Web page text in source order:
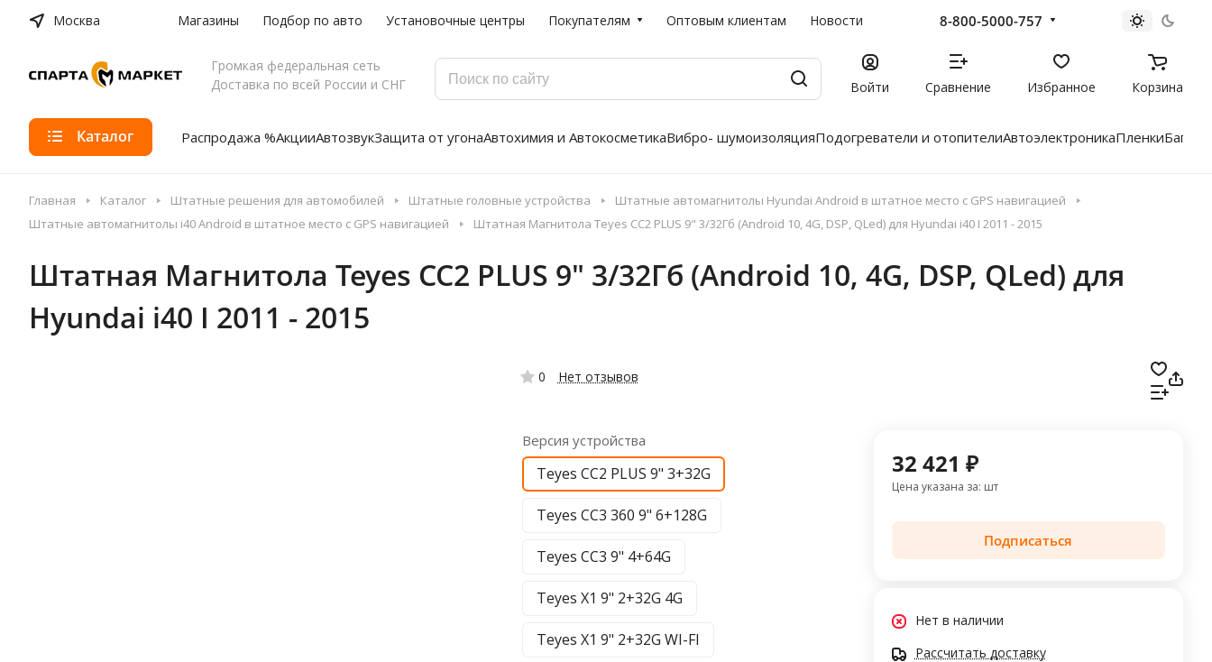
Москва Магазины Подбор по авто Установочные центры Покупателям Оптовым клиентам Новости 8-800-5000-757
Громкая федеральная сеть
Доставка по всей России и СНГ
Войти Сравнение Избранное Корзина
Каталог Распродажа %АкцииАвтозвукЗащита от угонаАвтохимия и АвтокосметикаВибро- шумоизоляцияПодогреватели и отопителиАвтоэлектроникаПленки
Главная Каталог Штатные решения для автомобилей Штатные головные устройства
Штатные автомагнитолы Hyundai Android в штатное место с GPS навигацией
Штатные автомагнитолы i40 Android в штатное место с GPS навигацией
Штатная Магнитола Teyes CC2 PLUS 9" 3/32Гб (Android 10, 4G, DSP, QLed) для Hyundai i40 I 2011 - 2015
Штатная Магнитола Teyes CC2 PLUS 9" 3/32Гб (Android 10, 4G, DSP, QLed) для
Hyundai i40 I 2011 - 2015
0 Нет отзывов
Версия устройства
Teyes CC2 PLUS 9" 3+32G
Teyes CC3 360 9" 6+128G
Teyes CC3 9" 4+64G
Teyes X1 9" 2+32G 4G
Teyes X1 9" 2+32G WI-FI
32 421 ₽
Цена указана за: шт
Подписаться
Нет в наличии
Рассчитать доставку